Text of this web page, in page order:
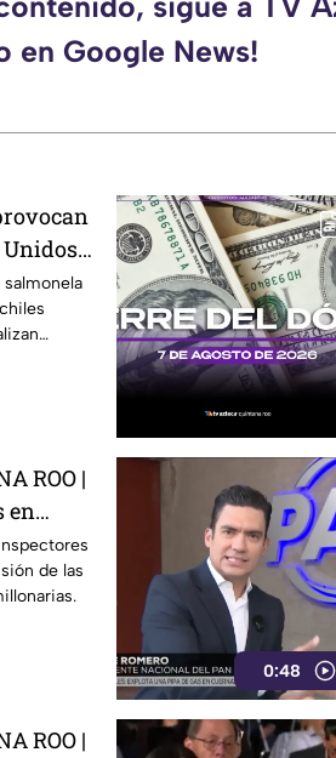
en Google News!
ROO |
en
de
de las
0:48
ROO |